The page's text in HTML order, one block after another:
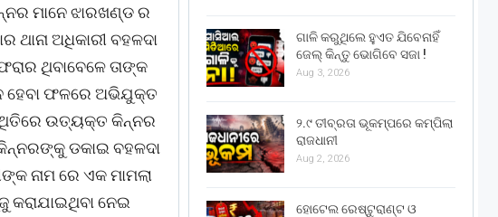
ମାନେ ଝାରଖଣ୍ଡ ର
ଥାନା ଅଧିକାରୀ ବହଳଦା
ଥିବାବେଳେ ତାଙ୍କ
ନ ହେବା ଫଳରେ ଅଭିଯୁକ୍ତ
ଉତ୍ୟକ୍ତ କିନ୍ନର
ଡକାଇ ବହଳଦା
ନାମ ରେ ଏକ ମାମଲା
ନେଇ
ଗାଳି କରୁଥିଲେ ହୁଏତ ଯିବେନାହିଁ
ଜେଲ୍ କିନ୍ତୁ ଭୋଗିବେ ସଜା !
Aug 3, 2026
୨.୯ ତୀବ୍ରତା ଭୂକମ୍ପରେ କମ୍ପିଲା
ରାଜଧାନୀ
Aug 2, 2026
ହୋଟେଲ ରେଷ୍ଟୁରାଣ୍ଟ ଓ